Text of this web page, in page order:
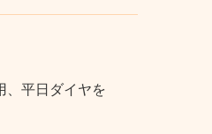
、平日ダイヤを